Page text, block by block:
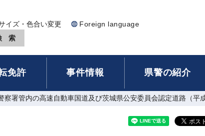
イズ・色合い変更 Foreign language
免許 事件情報 県警の紹介
察署管内の高速自動車国道及び茨城県公安委員会認定道路（平